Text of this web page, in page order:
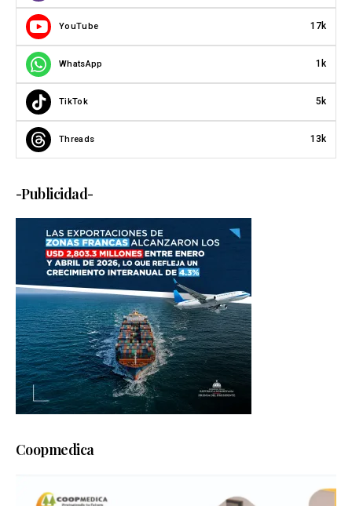
YouTube 17k
WhatsApp 1k
TikTok 5k
Threads 13k
-Publicidad-
Coopmedica